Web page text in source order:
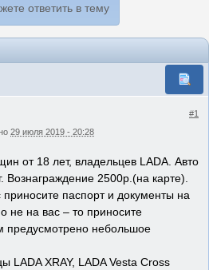
ответить в тему
#1
29 июля 2019 - 20:28
от 18 лет, владельцев LADA. Авто
Вознаграждение 2500р.(на карте).
паспорт и документы на
не на вас – то приносите
предусмотрено небольшое
LADA XRAY, LADA Vesta Cross